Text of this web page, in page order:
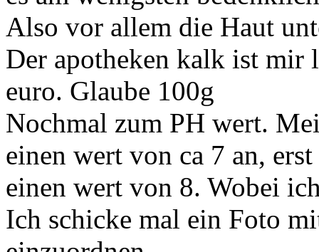
Also vor allem die Haut
Der apotheken kalk ist mir
euro. Glaube 100g
Nochmal zum PH wert.
einen wert von ca 7 an,
einen wert von 8. Wobei
Ich schicke mal ein Foto